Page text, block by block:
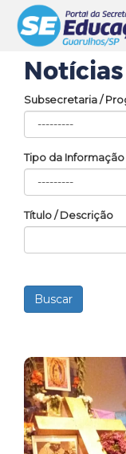
Notícias
Subsecretaria /
Tipo da Informação
Título / Descrição